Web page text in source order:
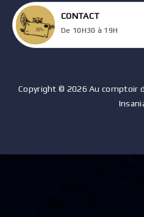
CONTACT
De 10H30 à 19H
Copyright © 2026 Au comptoir